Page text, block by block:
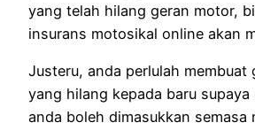
yang telah hilang geran motor,
insurans motosikal online akan
Justeru, anda perlulah membuat
yang hilang kepada baru
anda boleh dimasukkan semasa